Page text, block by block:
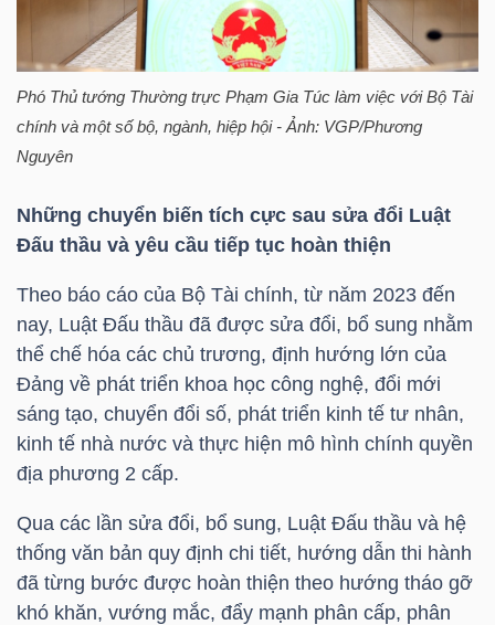
Phó Thủ tướng Thường trực Phạm Gia Túc làm việc với Bộ Tài
chính và một số bộ, ngành, hiệp hội - Ảnh: VGP/Phương
Nguyên
Những chuyển biến tích cực sau sửa đổi Luật
Đấu thầu và yêu cầu tiếp tục hoàn thiện
Theo báo cáo của Bộ Tài chính, từ năm 2023 đến
nay, Luật Đấu thầu đã được sửa đổi, bổ sung nhằm
thể chế hóa các chủ trương, định hướng lớn của
Đảng về phát triển khoa học công nghệ, đổi mới
sáng tạo, chuyển đổi số, phát triển kinh tế tư nhân,
kinh tế nhà nước và thực hiện mô hình chính quyền
địa phương 2 cấp.
Qua các lần sửa đổi, bổ sung, Luật Đấu thầu và hệ
thống văn bản quy định chi tiết, hướng dẫn thi hành
đã từng bước được hoàn thiện theo hướng tháo gỡ
khó khăn, vướng mắc, đẩy mạnh phân cấp, phân
THẾ
GIỚI
ĐÔNG
DƯƠNG
TÀI
CÁ
NHÂN
PHÂN
TÍCH
VIETSTOCKFINANCE